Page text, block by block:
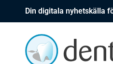
Din digitala nyhetskälla